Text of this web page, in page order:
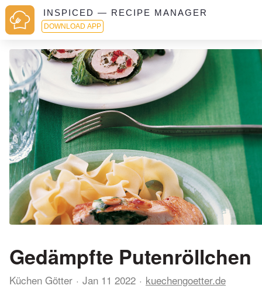
INSPICED — RECIPE MANAGER
DOWNLOAD APP
Gedämpfte Putenröllchen
Küchen Götter Jan 11 2022 kuechengoetter.de